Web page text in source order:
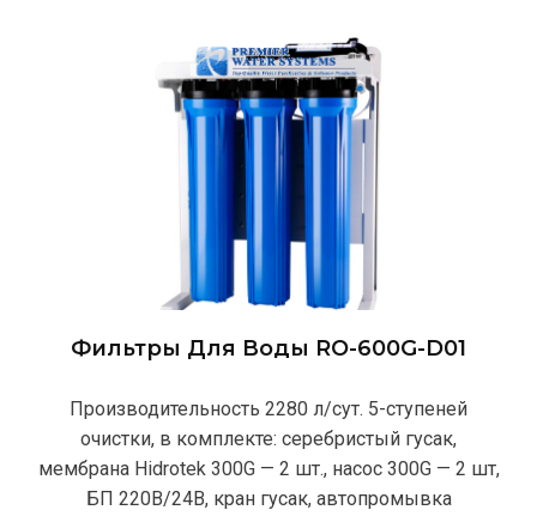
Фильтры Для Воды RO-600G-D01
Производительность 2280 л/сут. 5-ступеней
очистки, в комплекте: серебристый гусак,
мембрана Hidrotek 300G — 2 шт., насос 300G — 2 шт,
БП 220В/24В, кран гусак, автопромывка